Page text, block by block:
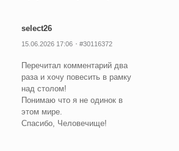
select26
15.06.2026 17:06 #30116372
Перечитал комментарий два
раза и хочу повесить в рамку
над столом!
Понимаю что я не одинок в
этом мире.
Спасибо, Человечище!